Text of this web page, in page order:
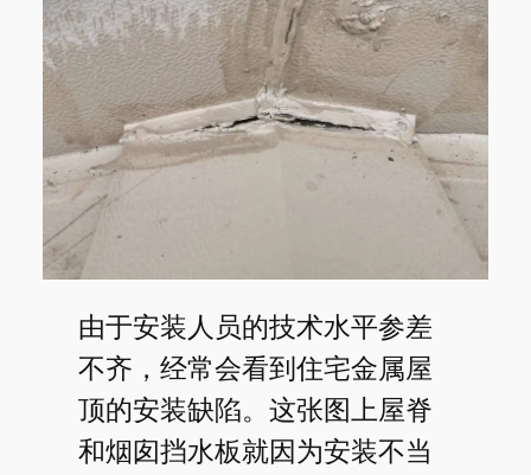
由于安装人员的技术水平参差
不齐，经常会看到住宅金属屋
顶的安装缺陷。这张图上屋脊
和烟囱挡水板就因为安装不当